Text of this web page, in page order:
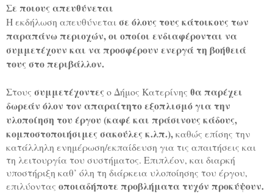
Σε ποιους απευθύνεται
Η εκδήλωση απευθύνεταισε όλους τους κάτοικους των
παραπάνω περιοχών, οι οποίοι ενδιαφέρονται να
συμμετέχουν και να προσφέρουν ενεργά τη βοήθειά
τους στο περιβάλλον.
Στους συμμετέχοντεςο Δήμος Κατερίνης θα παρέχει
δωρεάν όλον τον απαραίτητο εξοπλισμό για την
υλοποίηση του έργου (καφέ και πράσινους κάδους,
κομποστοποιήσιμες σακούλες κ.λπ.),καθώς επίσης την
κατάλληλη ενημέρωση/εκπαίδευση για τις απαιτήσεις και
τη λειτουργία του συστήματος. Επιπλέον, και διαρκή
υποστήριξη καθ’ όλη τη διάρκεια υλοποίησης του έργου,
επιλύοντας οποιαδήποτε προβλήματα τυχόν προκύψουν.